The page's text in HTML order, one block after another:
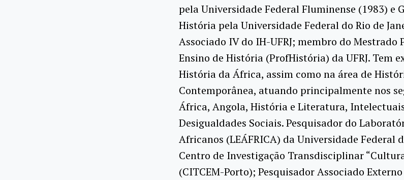
pela Universidade Federal Fluminense (1983) e
História pela Universidade Federal do Rio de
Associado IV do IH-UFRJ; membro do
Ensino de História (ProfHistória) da UFRJ. Tem
História da África, assim como na área de
Contemporânea, atuando principalmente nos
África, Angola, História e Literatura,
Desigualdades Sociais. Pesquisador do
Africanos (LEÁFRICA) da Universidade Federal
Centro de Investigação Transdisciplinar
(CITCEM-Porto); Pesquisador Associado